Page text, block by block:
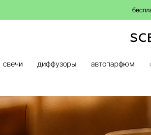
свечи диффузоры автопарфюм